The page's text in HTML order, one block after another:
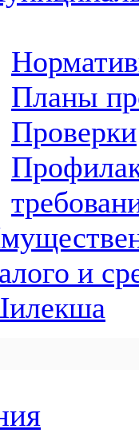
Планы
Проверки
и